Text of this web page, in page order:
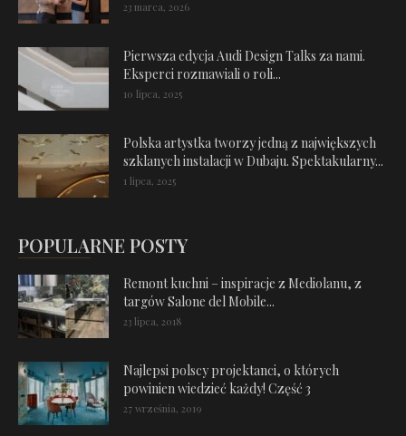
23 marca, 2026
Pierwsza edycja Audi Design Talks za nami.
Eksperci rozmawiali o roli...
10 lipca, 2025
Polska artystka tworzy jedną z największych
szklanych instalacji w Dubaju. Spektakularny...
1 lipca, 2025
POPULARNE POSTY
Remont kuchni – inspiracje z Mediolanu, z
targów Salone del Mobile...
23 lipca, 2018
Najlepsi polscy projektanci, o których
powinien wiedzieć każdy! Część 3
27 września, 2019